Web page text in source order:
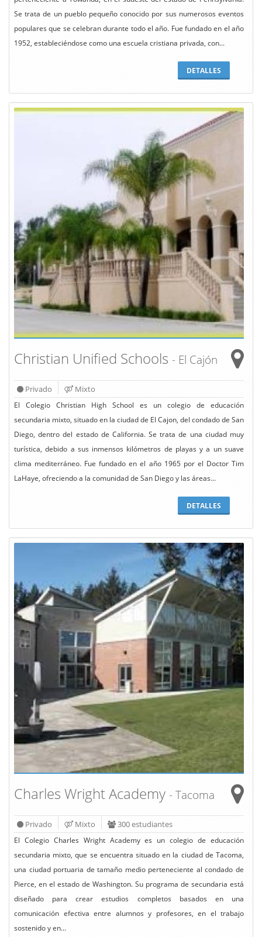
Se trata de un pueblo pequeño conocido por sus numerosos eventos
populares que se celebran durante todo el año. Fue fundado en el año
1952, estableciéndose como una escuela cristiana privada, con...
DETALLES
Christian Unified Schools - El Cajón
Privado Mixto
El Colegio Christian High School es un colegio de educación
secundaria mixto, situado en la ciudad de El Cajon, del condado de San
Diego, dentro del estado de California. Se trata de una ciudad muy
turística, debido a sus inmensos kilómetros de playas y a un suave
clima mediterráneo. Fue fundado en el año 1965 por el Doctor Tim
LaHaye, ofreciendo a la comunidad de San Diego y las áreas...
DETALLES
Charles Wright Academy - Tacoma
Privado Mixto 300 estudiantes
El Colegio Charles Wright Academy es un colegio de educación
secundaria mixto, que se encuentra situado en la ciudad de Tacoma,
una ciudad portuaria de tamaño medio perteneciente al condado de
Pierce, en el estado de Washington. Su programa de secundaria está
diseñado para crear estudios completos basados en una
comunicación efectiva entre alumnos y profesores, en el trabajo
sostenido y en...